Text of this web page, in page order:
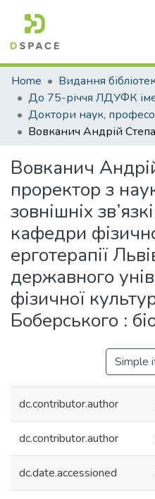
Communities & Collections
All of DSpace
Statistics
Home
Видання
Вовканич
проректор з
зовнішніх
кафедри
ерготерапії
державного
фізичної
Боберського :
Simple
dc.contributor.author
dc.contributor.author
dc.date.accessioned